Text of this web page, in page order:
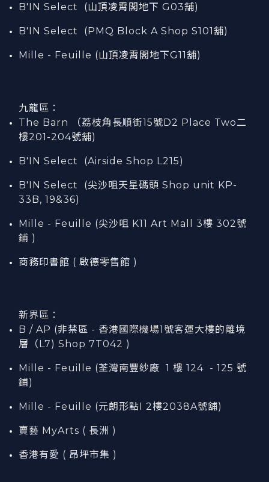
B'IN Select (山頂凌霄閣地下 G03舖)
B'IN Select (PMQ Block A Shop S101舖)
Mille - Feuille (山頂凌霄閣地下G11舖)
九龍區：
The Barn （荔枝角長順街15號D2 Place Two二
樓201-204號舖)
B'IN Select (Airside Shop L215)
B'IN Select (尖沙咀天星碼頭 Shop unit KP-
33B, 19&36)
Mille - Feuille (尖沙咀 K11 Art Mall 3樓 302號
鋪 )
商務印書館 ( 啟德零售館 )
新界區：
B / AP (非禁區 - 香港國際機場1號客運大樓的離境
層（L7) Shop 7T042 )
Mille - Feuille (荃灣南豐紗廠 1 樓 124 - 125 號
鋪)
Mille - Feuille (元朗形點I 2樓2038A號舖)
賣藝 MyArts ( 長洲 )
香港有愛 ( 昂坪市集 )